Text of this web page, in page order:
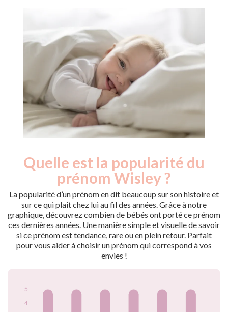
Quelle est la popularité du
prénom Wisley ?
La popularité d’un prénom en dit beaucoup sur son histoire et
sur ce qui plaît chez lui au fil des années. Grâce à notre
graphique, découvrez combien de bébés ont porté ce prénom
ces dernières années. Une manière simple et visuelle de savoir
si ce prénom est tendance, rare ou en plein retour. Parfait
pour vous aider à choisir un prénom qui correspond à vos
envies !
Année
Nouveaux-
nés
2010
5
2011
5
2014
5
2015
5
2019
5